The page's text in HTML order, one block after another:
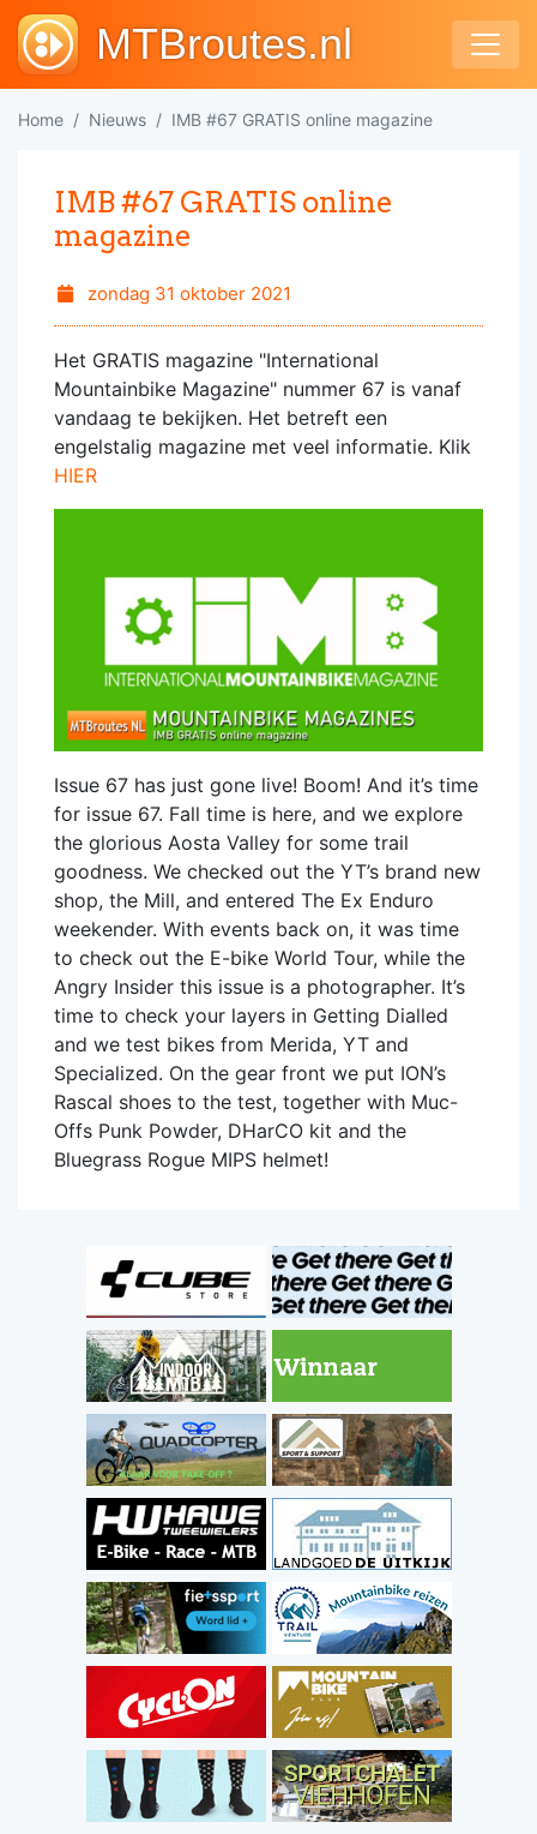
MTBroutes.nl
Home Nieuws IMB #67 GRATIS online magazine
IMB #67 GRATIS online
magazine
zondag 31 oktober 2021
Het GRATIS magazine "International
Mountainbike Magazine" nummer 67 is vanaf
vandaag te bekijken. Het betreft een
engelstalig magazine met veel informatie. Klik
HIER
Issue 67 has just gone live! Boom! And it’s time
for issue 67. Fall time is here, and we explore
the glorious Aosta Valley for some trail
goodness. We checked out the YT’s brand new
shop, the Mill, and entered The Ex Enduro
weekender. With events back on, it was time
to check out the E-bike World Tour, while the
Angry Insider this issue is a photographer. It’s
time to check your layers in Getting Dialled
and we test bikes from Merida, YT and
Specialized. On the gear front we put ION’s
Rascal shoes to the test, together with Muc-
Offs Punk Powder, DHarCO kit and the
Bluegrass Rogue MIPS helmet!